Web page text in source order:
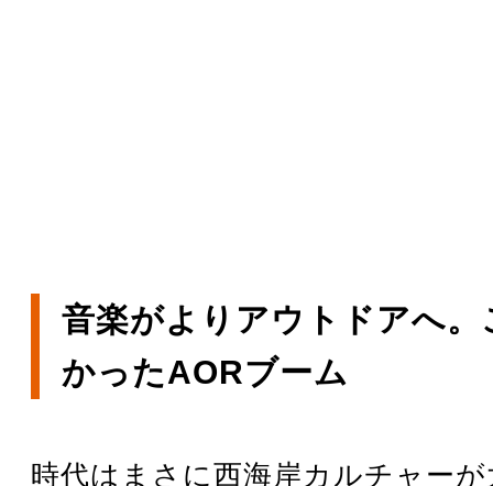
音楽がよりアウトドアへ。
かったAORブーム
時代はまさに西海岸カルチャー